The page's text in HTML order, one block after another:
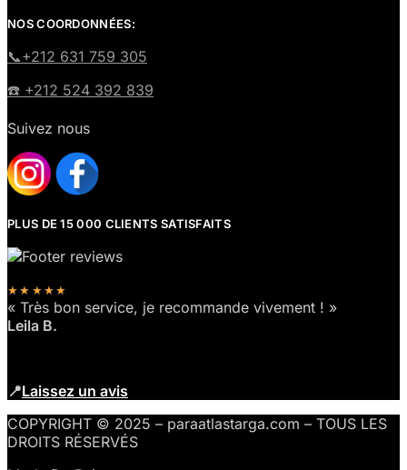
NOS COORDONNÉES:
​📞+212 631 759 305
☎️​ +212 524 392 839
Suivez nous
PLUS DE 15 000 CLIENTS SATISFAITS
★★★★★
« Très bon service, je recommande vivement ! »
Leila B.
📍Laissez un avis
COPYRIGHT © 2025 – paraatlastarga.com – TOUS LES
DROITS RÉSERVÉS